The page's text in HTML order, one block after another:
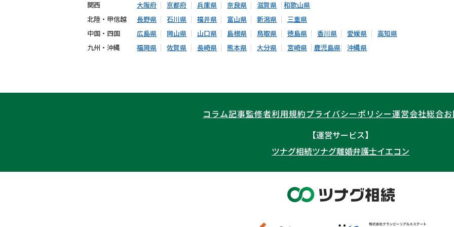
関西 大阪府 京都府 兵庫県 奈良県 滋賀県
和歌山県
北陸・甲信越
長野県 石川県 福井県 富山県 新潟県
三重県
中国・四国
広島県 岡山県 山口県 島根県 鳥取県 徳島県 香川県 愛媛県
高知県
九州・沖縄
福岡県 佐賀県 長崎県 熊本県 大分県 宮崎県 鹿児島県 沖縄県
コラム記事監修者利用規約プライバシーポリシー運営会社総合
【運営サービス】
ツナグ相続ツナグ離婚弁護士イエコン